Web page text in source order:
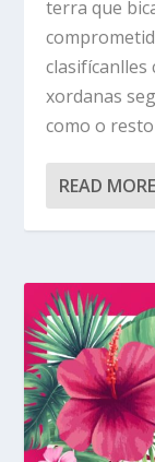
terra que
clasifícanlles
xordanas
como o
READ MORE